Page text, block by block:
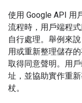
使用 Google API 用
流程時，用戶端程
自行處理。舉例來
用或重新整理儲存
取得同意聲明。用
址，並協助實作重
杖。